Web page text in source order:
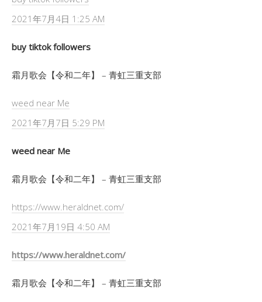
2021年7月4日 1:25 AM
buy tiktok followers
霜月歌会【令和二年】 – 青虹三重支部
weed near Me
2021年7月7日 5:29 PM
weed near Me
霜月歌会【令和二年】 – 青虹三重支部
https://www.heraldnet.com/
2021年7月19日 4:50 AM
https://www.heraldnet.com/
霜月歌会【令和二年】 – 青虹三重支部